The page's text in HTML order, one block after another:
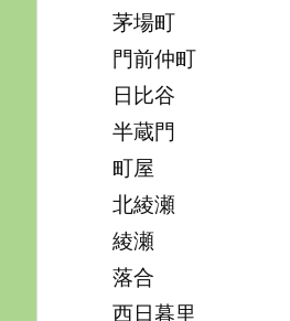
茅場町
門前仲町
日比谷
半蔵門
町屋
北綾瀬
綾瀬
落合
西日暮里